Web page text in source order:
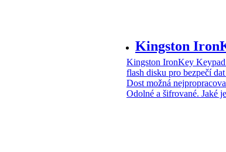
Kingston
Kingston IronKey
flash disku pro bezpečí
Dost možná
Odolné a šifrované. Jaké